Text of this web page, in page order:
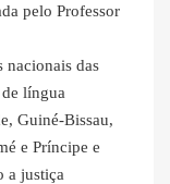
pelo Professor
nacionais das
língua
Guiné-Bissau,
e Príncipe e
a justiça